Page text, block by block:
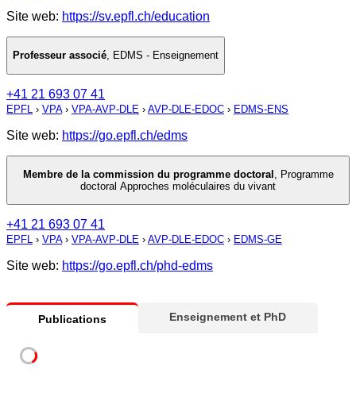
Site web: https://sv.epfl.ch/education
Professeur associé, EDMS - Enseignement
+41 21 693 07 41
EPFL › VPA› VPA-AVP-DLE › AVP-DLE-EDOC › EDMS-ENS
Site web: https://go.epfl.ch/edms
Membre de la commission du programme doctoral , Programme
doctoral Approches moléculaires du vivant
+41 21 693 07 41
EPFL › VPA› VPA-AVP-DLE › AVP-DLE-EDOC › EDMS-GE
Site web: https://go.epfl.ch/phd-edms
Publications Enseignement et PhD